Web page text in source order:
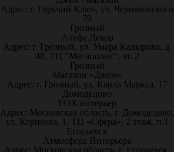
Адрес: г. Горячий Ключ, ул. Черняховского
79
Грозный
Альфа Декор
Адрес: г. Грозный, ул. Умара Кадырова, д.
48, ТЦ "Мегаполис", эт. 2
Грозный
Магазин «Джем»
Адрес: г. Грозный, ул. Карла Маркса, 17
Домодедово
FOX интерьер
Адрес: Московская область, г. Домодедово,
ул. Корнеева, 1, ТЦ «Сфера», 2 этаж, п.1
Егорьевск
Атмосфера Интерьера
Адрес: Московская область, г. Егорьевск,